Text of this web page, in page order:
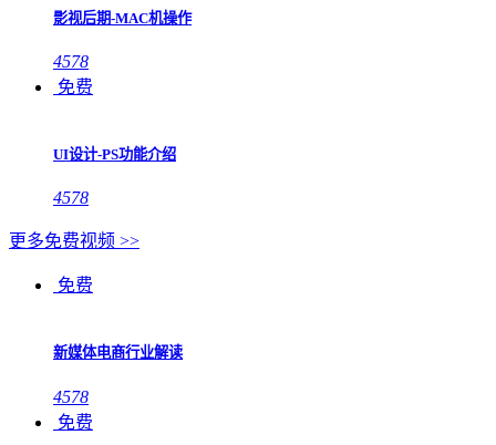
影视后期-MAC机操作
4578
免费
UI设计-PS功能介绍
4578
更多免费视频 >>
免费
新媒体电商行业解读
4578
免费